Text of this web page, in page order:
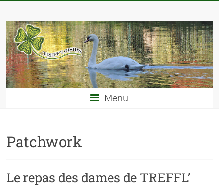
Menu
Patchwork
Le repas des dames de TREFFL’